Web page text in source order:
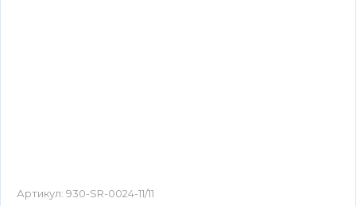
Артикул: 930-SR-0024-11/11